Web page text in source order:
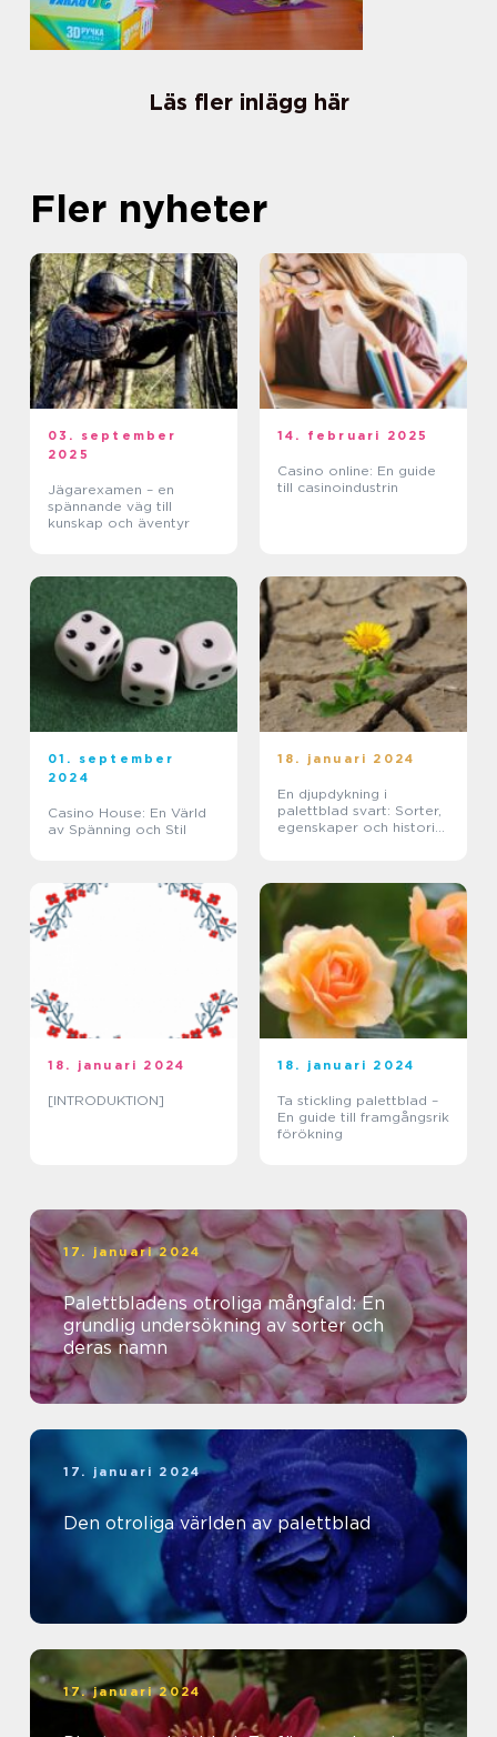
Läs fler inlägg här
Fler nyheter
03. september
2025
Jägarexamen – en
spännande väg till
kunskap och äventyr
14. februari 2025
Casino online: En guide
till casinoindustrin
01. september
2024
Casino House: En Värld
av Spänning och Stil
18. januari 2024
En djupdykning i
palettblad svart: Sorter,
egenskaper och historisk
18. januari 2024
[INTRODUKTION]
18. januari 2024
Ta stickling palettblad –
En guide till framgångsrik
förökning
17. januari 2024
Palettbladens otroliga mångfald: En
grundlig undersökning av sorter och
deras namn
17. januari 2024
Den otroliga världen av palettblad
17. januari 2024